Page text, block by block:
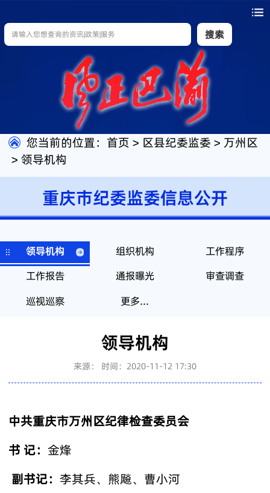
搜索
您当前的位置： 首页 > 区县纪委监委 > 万州区
>领导机构
重庆市纪委监委信息公开
领导机构 组织机构
工作程序
工作报告
通报曝光
审查调查
巡视巡察
更多...
领导机构
来源： 时间：2020-11-12 17:30
中共重庆市万州区纪律检查委员会
书 记：金烽
副书记：李其兵、熊飚、曹小河